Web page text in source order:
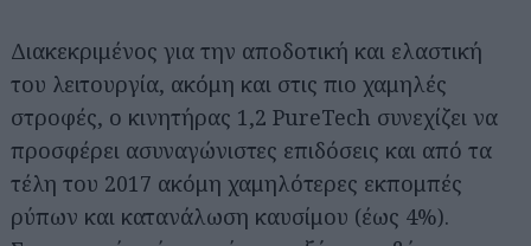
Διακεκριμένος για την αποδοτική και ελαστική
του λειτουργία, ακόμη και στις πιο χαμηλές
στροφές, ο κινητήρας 1,2 PureTech συνεχίζει να
προσφέρει ασυναγώνιστες επιδόσεις και από τα
τέλη του 2017 ακόμη χαμηλότερες εκπομπές
ρύπων και κατανάλωση καυσίμου (έως 4%).